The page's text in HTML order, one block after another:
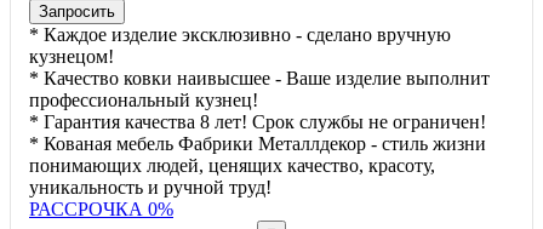
Запросить
* Каждое изделие эксклюзивно - сделано вручную
кузнецом!
* Качество ковки наивысшее - Ваше изделие выполнит
профессиональный кузнец!
* Гарантия качества 8 лет! Срок службы не ограничен!
* Кованая мебель Фабрики Металлдекор - стиль жизни
понимающих людей, ценящих качество, красоту,
уникальность и ручной труд!
РАССРОЧКА 0%